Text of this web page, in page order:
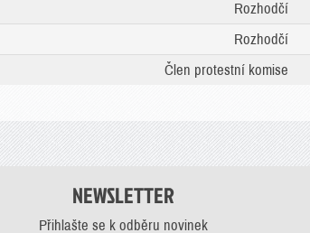
Rozhodčí
Rozhodčí
Člen protestní komise
NEWSLETTER
Přihlašte se k odběru novinek